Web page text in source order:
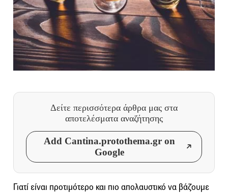
Δείτε περισσότερα άρθρα μας στα
αποτελέσματα αναζήτησης
Add Cantina.protothema.gr on
Google
Γιατί είναι προτιμότερο και πιο απολαυστικό να βάζουμε